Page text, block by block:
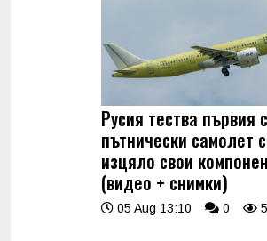
Русия тества първия
пътнически самолет с
изцяло свои
(видео + снимки)
05 Aug 13:10 0